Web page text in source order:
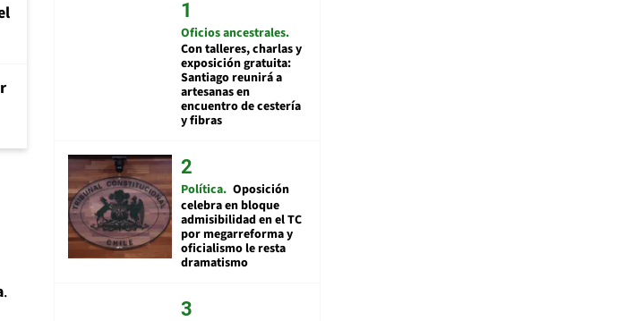
.
Oficios ancestrales
Con talleres, charlas y
exposición gratuita:
Santiago reunirá a
artesanas en
encuentro de cestería
y fibras
Política Oposición
celebra en bloque
admisibilidad en el TC
por megarreforma y
oficialismo le resta
dramatismo